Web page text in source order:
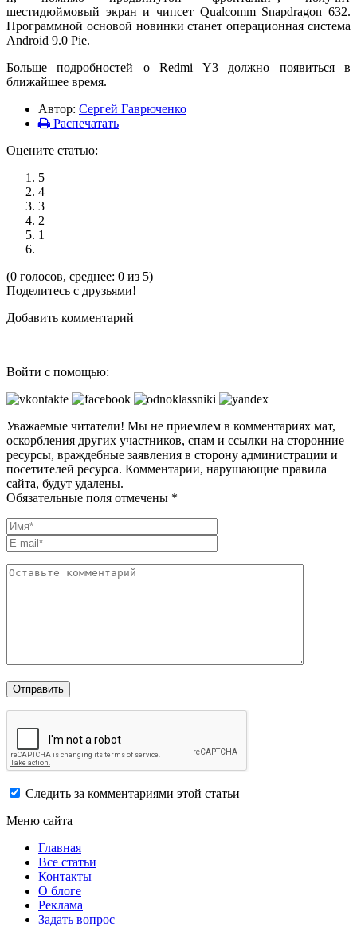
шестидюймовый экран и чипсет Qualcomm Snapdragon 632.
Программной основой новинки станет операционная система
Android 9.0 Pie.
Больше подробностей о Redmi Y3 должно появиться в
ближайшее время.
Автор: Сергей Гаврюченко
Распечатать
Оцените статью:
5
4
3
2
1
(0 голосов, среднее: 0 из 5)
Поделитесь с друзьями!
Добавить комментарий
Войти с помощью:
Уважаемые читатели! Мы не приемлем в комментариях мат,
оскорбления других участников, спам и ссылки на сторонние
ресурсы, враждебные заявления в сторону администрации и
посетителей ресурса. Комментарии, нарушающие правила
сайта, будут удалены.
Обязательные поля отмечены *
Следить за комментариями этой статьи
Меню сайта
Главная
Все статьи
Контакты
О блоге
Реклама
Задать вопрос